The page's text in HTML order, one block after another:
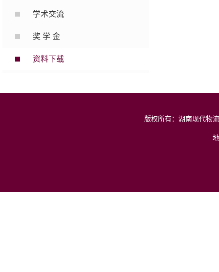
学术交流
奖 学 金
资料下载
版权所有：湖南现代物